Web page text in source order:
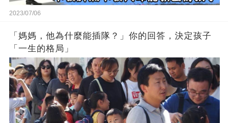
2023/07/06
「媽媽，他為什麼能插隊？」你的回答，決定孩子
「一生的格局」